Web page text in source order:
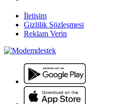
İletişim
Gizlilik Sözleşmesi
Reklam Verin